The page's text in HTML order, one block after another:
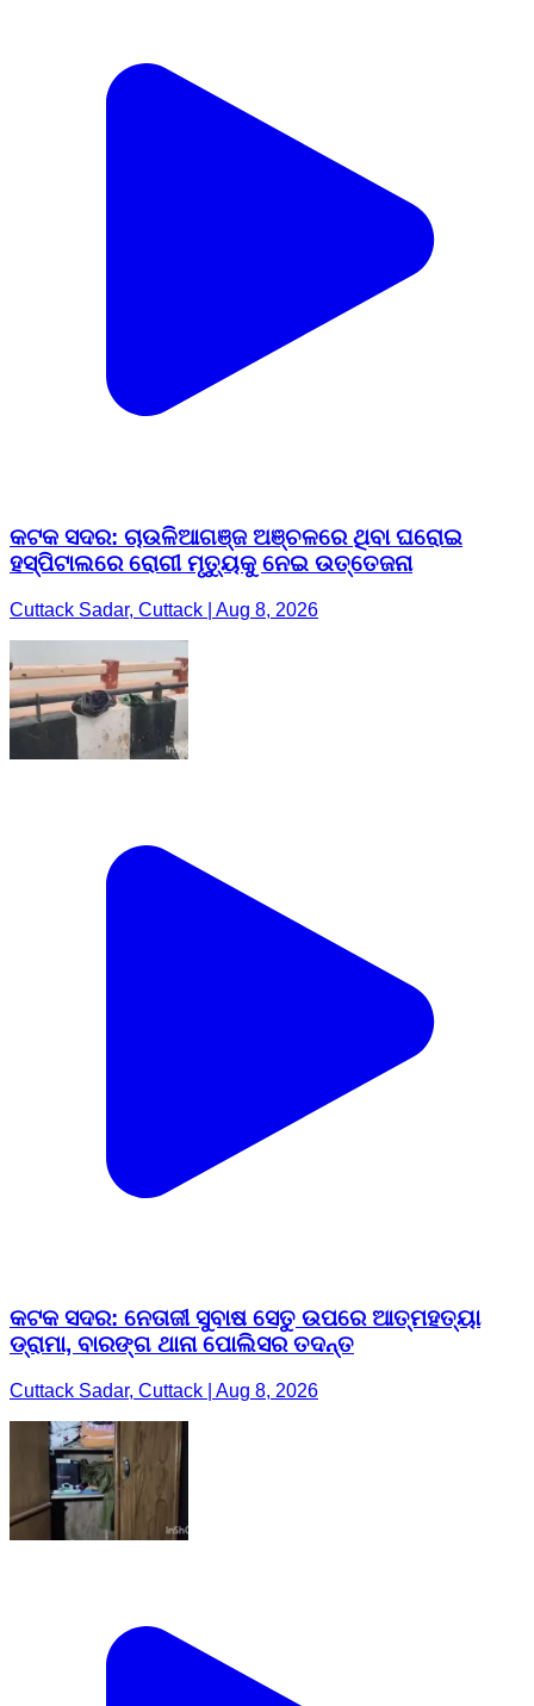
କଟକ ସଦର: ଚାଉଳିଆଗଞ୍ଜ ଅଞ୍ଚଳରେ ଥିବା ଘରୋଇ
ହସ୍ପିଟାଲରେ ରୋଗୀ ମୃତ୍ୟୁକୁ ନେଇ ଉତ୍ତେଜନା
Cuttack Sadar, Cuttack | Aug 8, 2026
କଟକ ସଦର: ନେତାଜୀ ସୁବାଷ ସେତୁ ଉପରେ ଆତ୍ମହତ୍ୟା
ଡ୍ରାମା, ବାରଙ୍ଗ ଥାନା ପୋଲିସର ତଦନ୍ତ
Cuttack Sadar, Cuttack | Aug 8, 2026